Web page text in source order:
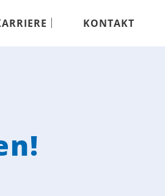
KONTAKT